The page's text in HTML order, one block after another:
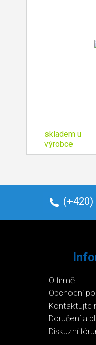
skladem u
výrobce
(+420)
O firmě
Obchodní
Kontaktujte
Doručení a
Diskuzní